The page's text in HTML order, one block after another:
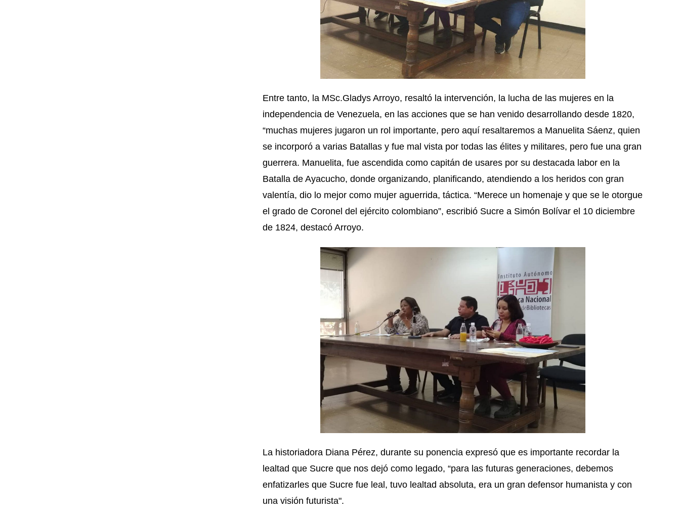
Entre tanto, la MSc.Gladys Arroyo, resaltó la intervención, la lucha de las mujeres en la
independencia de Venezuela, en las acciones que se han venido desarrollando desde 1820,
“muchas mujeres jugaron un rol importante, pero aquí resaltaremos a Manuelita Sáenz, quien
se incorporó a varias Batallas y fue mal vista por todas las élites y militares, pero fue una gran
guerrera. Manuelita, fue ascendida como capitán de usares por su destacada labor en la
Batalla de Ayacucho, donde organizando, planificando, atendiendo a los heridos con gran
valentía, dio lo mejor como mujer aguerrida, táctica. “Merece un homenaje y que se le otorgue
el grado de Coronel del ejército colombiano”, escribió Sucre a Simón Bolívar el 10 diciembre
de 1824, destacó Arroyo.
La historiadora Diana Pérez, durante su ponencia expresó que es importante recordar la
lealtad que Sucre que nos dejó como legado, “para las futuras generaciones, debemos
enfatizarles que Sucre fue leal, tuvo lealtad absoluta, era un gran defensor humanista y con
una visión futurista".